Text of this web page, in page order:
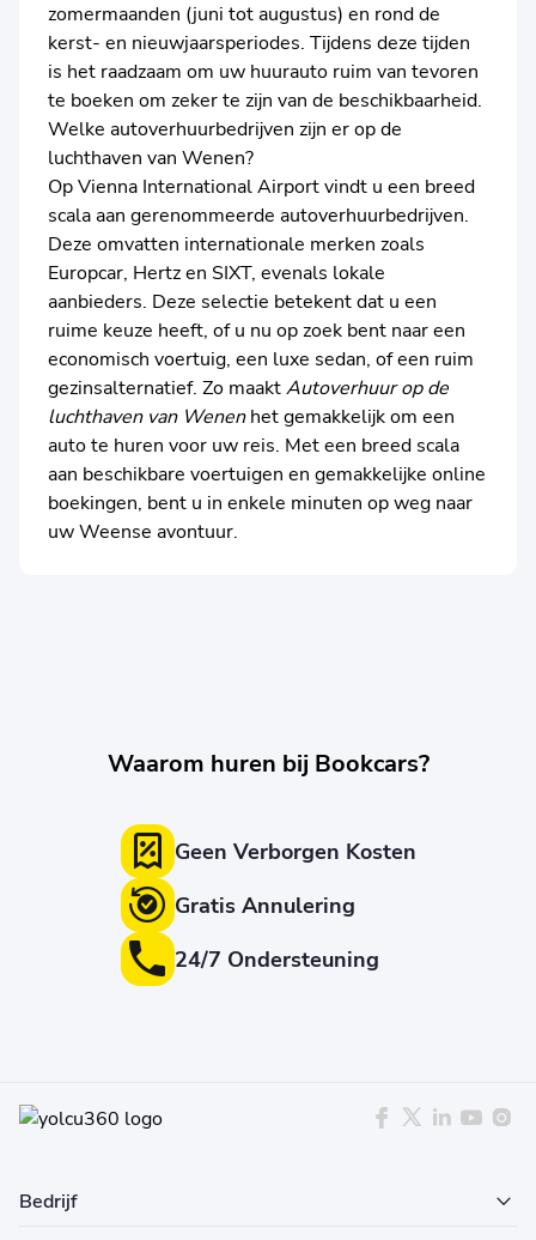
zomermaanden (juni tot augustus) en rond de
kerst- en nieuwjaarsperiodes. Tijdens deze tijden
is het raadzaam om uw huurauto ruim van tevoren
te boeken om zeker te zijn van de beschikbaarheid.
Welke autoverhuurbedrijven zijn er op de
luchthaven van Wenen?
Op Vienna International Airport vindt u een breed
scala aan gerenommeerde autoverhuurbedrijven.
Deze omvatten internationale merken zoals
Europcar, Hertz en SIXT, evenals lokale
aanbieders. Deze selectie betekent dat u een
ruime keuze heeft, of u nu op zoek bent naar een
economisch voertuig, een luxe sedan, of een ruim
gezinsalternatief. Zo maaktAutoverhuur op de
luchthaven van Wenenhet gemakkelijk om een
auto te huren voor uw reis. Met een breed scala
aan beschikbare voertuigen en gemakkelijke online
boekingen, bent u in enkele minuten op weg naar
uw Weense avontuur.
Waarom huren bij Bookcars?
Geen Verborgen Kosten
Gratis Annulering
24/7 Ondersteuning
Bedrijf